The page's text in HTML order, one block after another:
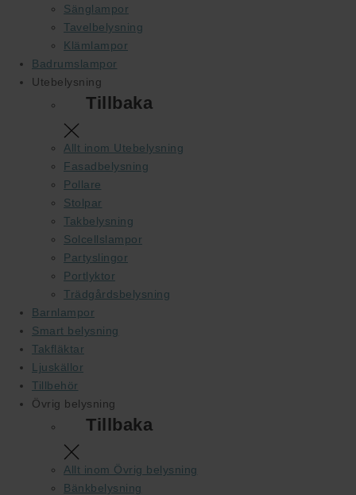
Sänglampor
Tavelbelysning
Klämlampor
Badrumslampor
Utebelysning
Tillbaka
Allt inom Utebelysning
Fasadbelysning
Pollare
Stolpar
Takbelysning
Solcellslampor
Partyslingor
Portlyktor
Trädgårdsbelysning
Barnlampor
Smart belysning
Takfläktar
Ljuskällor
Tillbehör
Övrig belysning
Tillbaka
Allt inom Övrig belysning
Bänkbelysning